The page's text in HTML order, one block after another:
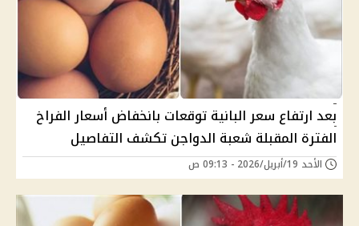
بعد ارتفاع سعر البانية توقعات بانخفاض أسعار الفراخ
الفترة المقبلة شعبة الدواجن تكشف التفاصيل
الأحد 19/أبريل/2026 - 09:13 ص